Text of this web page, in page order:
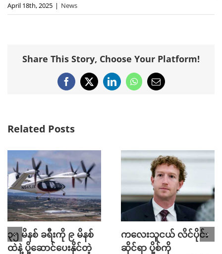
April 18th, 2025 | News
Share This Story, Choose Your Platform!
Facebook
X LinkedInWhatsApp
Email
Related Posts
၃၅ မိနစ် ခရီးကို ၉ မိနစ်
ထဲနဲ့ ပို့ဆောင်ပေးနိုင်တဲ့
ကလေးသူငယ် လိင်ပိုင်း
ဆိုင်ရာ ပို့စ်ကို